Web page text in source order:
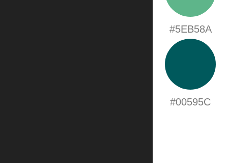
#5EB58A
#00595C